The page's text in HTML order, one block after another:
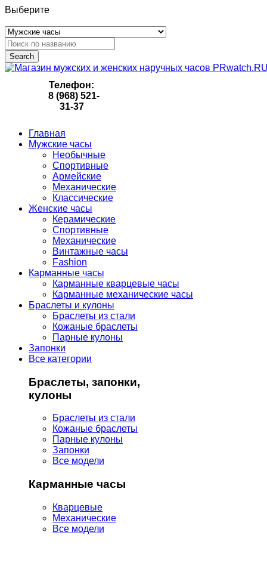
Выберите
Search
Телефон:
8 (968) 521-
31-37
Главная
Мужские часы
Необычные
Спортивные
Армейские
Механические
Классические
Женские часы
Керамические
Спортивные
Механические
Винтажные часы
Fashion
Карманные часы
Карманные кварцевые часы
Карманные механические часы
Браслеты и кулоны
Браслеты из стали
Кожаные браслеты
Парные кулоны
Запонки
Все категории
Браслеты, запонки,
кулоны
Браслеты из стали
Кожаные браслеты
Парные кулоны
Запонки
Все модели
Карманные часы
Кварцевые
Механические
Все модели